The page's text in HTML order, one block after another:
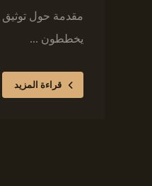
مقدمة حول توثيق
يخططون ...
قراءة المزيد